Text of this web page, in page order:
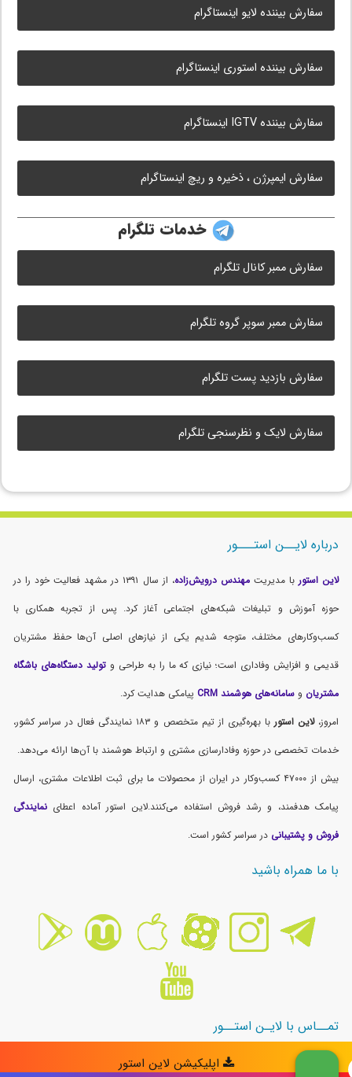
سفارش بیننده لایو اینستاگرام
سفارش بیننده استوری اینستاگرام
سفارش بیننده IGTV اینستاگرام
سفارش ایمپرژن ، ذخیره و ریچ اینستاگرام
خدمات تلگرام
سفارش ممبر کانال تلگرام
سفارش ممبر سوپر گروه تلگرام
سفارش بازدید پست تلگرام
سفارش لایک و نظرسنجی تلگرام